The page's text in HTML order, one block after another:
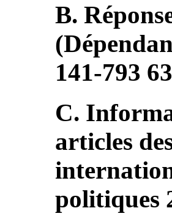
B.
141-793 63
C.
articles
politiques